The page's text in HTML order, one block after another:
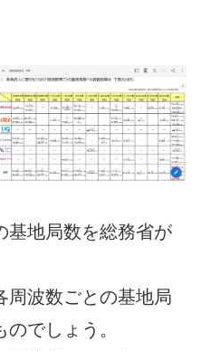
基地局数を総務省が
周波数ごとの基地局
でしょう。